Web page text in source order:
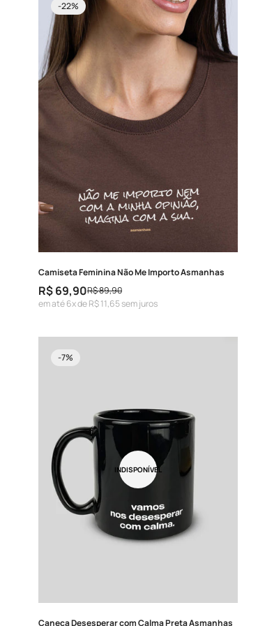
-22%
Camiseta Feminina Não Me Importo Asmanhas
Preço
de
R$ 69,90
Preço
regular
R$ 89,90
em até 6x de R$ 11,65 sem juros
-7%
INDISPONÍVEL
Caneca Desesperar com Calma Preta Asmanhas